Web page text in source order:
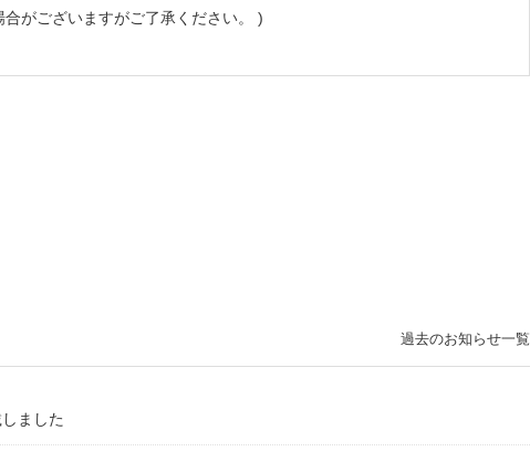
がございますがご了承ください。 )
ました
過去のお知らせ一覧